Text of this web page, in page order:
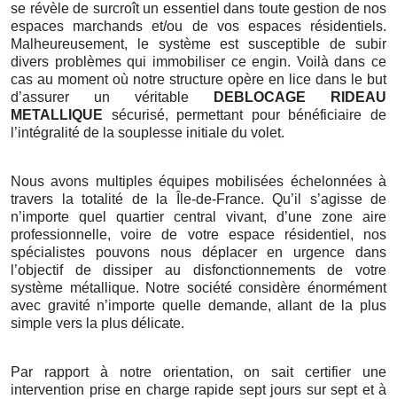
se révèle de surcroît un essentiel dans toute gestion de nos
espaces marchands et/ou de vos espaces résidentiels.
Malheureusement, le système est susceptible de subir
divers problèmes qui immobiliser ce engin. Voilà dans ce
cas au moment où notre structure opère en lice dans le but
d’assurer un véritable
DEBLOCAGE RIDEAU
METALLIQUE sécurisé, permettant pour bénéficiaire de
l’intégralité de la souplesse initiale du volet.
Nous avons multiples équipes mobilisées échelonnées à
travers la totalité de la Île-de-France. Qu’il s’agisse de
n’importe quel quartier central vivant, d’une zone aire
professionnelle, voire de votre espace résidentiel, nos
spécialistes pouvons nous déplacer en urgence dans
l’objectif de dissiper au disfonctionnements de votre
système métallique. Notre société considère énormément
avec gravité n’importe quelle demande, allant de la plus
simple vers la plus délicate.
Par rapport à notre orientation, on sait certifier une
intervention prise en charge rapide sept jours sur sept et à